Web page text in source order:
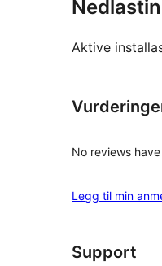
Aktive
No reviews
Legg til min
Support